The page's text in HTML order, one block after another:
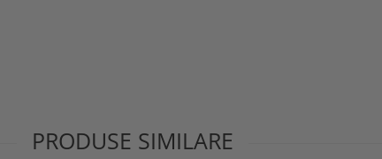
PRODUSE SIMILARE